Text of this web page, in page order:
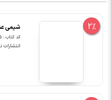
2% شیمی عمومی
کد کتاب : 101055